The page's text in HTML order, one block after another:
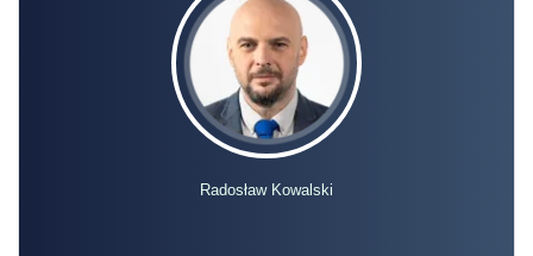
Radosław Kowalski